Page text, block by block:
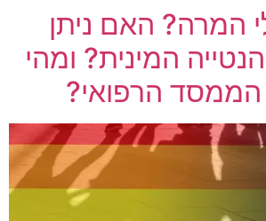
המרה? האם ניתן
המינית? ומהי
הרפואי?